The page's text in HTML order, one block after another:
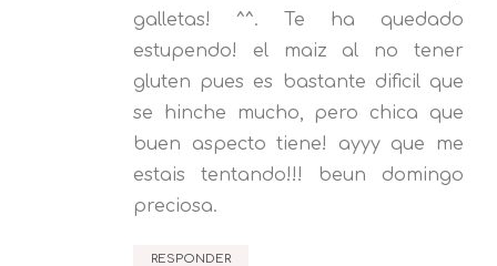
galletas! ^^. Te ha quedado
estupendo! el maiz al no tener
gluten pues es bastante dificil que
se hinche mucho, pero chica que
buen aspecto tiene! ayyy que me
estais tentando!!! beun domingo
preciosa.
RESPONDER